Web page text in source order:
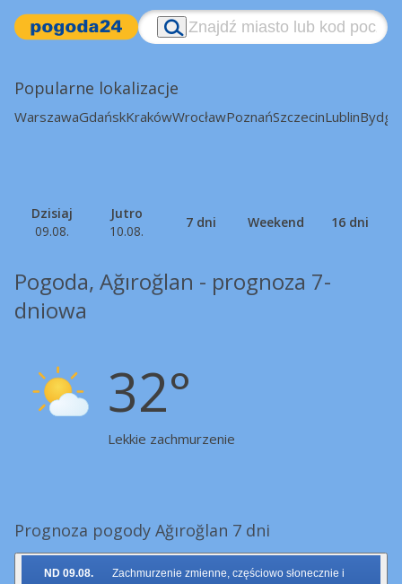
Popularne lokalizacje
WarszawaGdańskKrakówWrocławPoznańSzczecinLublin
Dzisiaj
09.08.
Jutro
10.08.
7 dni Weekend 16 dni
Pogoda, Ağıroğlan - prognoza 7-
dniowa
32°
Lekkie zachmurzenie
Prognoza pogody Ağıroğlan 7 dni
ND 09.08.
Zachmurzenie zmienne, częściowo słonecznie i